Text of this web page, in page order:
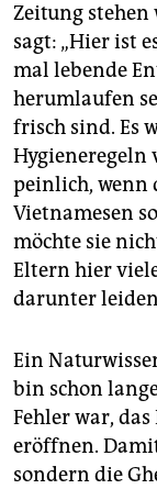
Zeitung
sagt: „Hier ist
mal lebende
herumlaufen
frisch sind. Es
Hygieneregeln
peinlich, wenn
Vietnamesen
möchte sie
Eltern hier
darunter
Ein
bin schon
Fehler war,
eröffnen.
sondern die